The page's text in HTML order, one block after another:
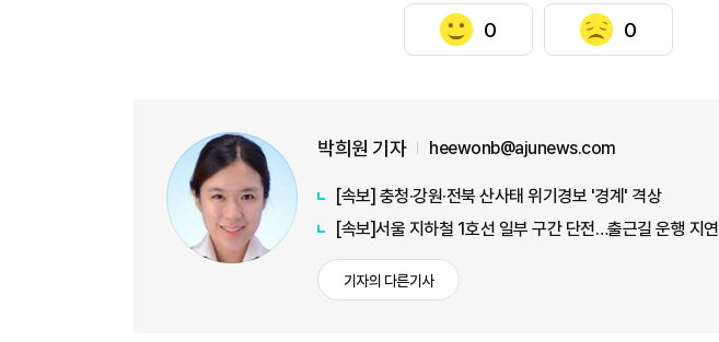
0 0
박희원 기자 heewonb@ajunews.com
[속보] 충청·강원·전북 산사태 위기경보 '경계' 격상
[속보]서울 지하철 1호선 일부 구간 단전…출근길 운행 지연
기자의 다른기사